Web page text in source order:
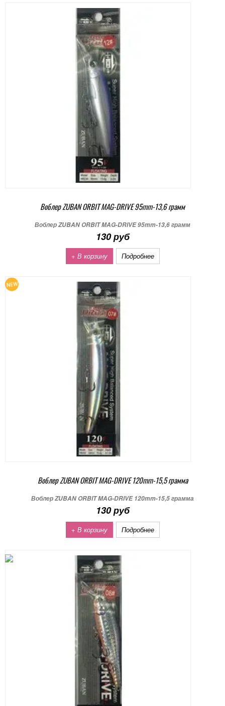
Воблер ZUBAN ORBIT MAG-DRIVE 95mm-13,6 грамм
Воблер ZUBAN ORBIT MAG-DRIVE 95mm-13,6 грамм
130 руб
+ В корзину Подробнее
Воблер ZUBAN ORBIT MAG-DRIVE 120mm-15,5 грамма
Воблер ZUBAN ORBIT MAG-DRIVE 120mm-15,5 грамма
130 руб
+ В корзину Подробнее